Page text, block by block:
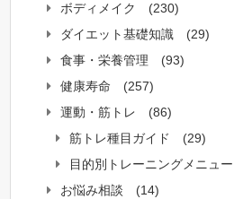
ボディメイク
(230)
ダイエット基礎知識
(29)
食事・栄養管理
(93)
健康寿命
(257)
運動・筋トレ
(86)
筋トレ種目ガイド
(29)
目的別トレーニングメニュー
お悩み相談
(14)